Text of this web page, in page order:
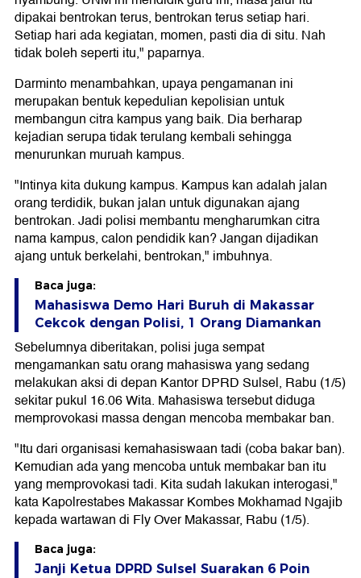
dipakai bentrokan terus, bentrokan terus setiap hari.
Setiap hari ada kegiatan, momen, pasti dia di situ. Nah
tidak boleh seperti itu," paparnya.
Darminto menambahkan, upaya pengamanan ini
merupakan bentuk kepedulian kepolisian untuk
membangun citra kampus yang baik. Dia berharap
kejadian serupa tidak terulang kembali sehingga
menurunkan muruah kampus.
"Intinya kita dukung kampus. Kampus kan adalah jalan
orang terdidik, bukan jalan untuk digunakan ajang
bentrokan. Jadi polisi membantu mengharumkan citra
nama kampus, calon pendidik kan? Jangan dijadikan
ajang untuk berkelahi, bentrokan," imbuhnya.
Baca juga:
Mahasiswa Demo Hari Buruh di Makassar
Cekcok dengan Polisi, 1 Orang Diamankan
Sebelumnya diberitakan, polisi juga sempat
mengamankan satu orang mahasiswa yang sedang
melakukan aksi di depan Kantor DPRD Sulsel, Rabu (1/5)
sekitar pukul 16.06 Wita. Mahasiswa tersebut diduga
memprovokasi massa dengan mencoba membakar ban.
"Itu dari organisasi kemahasiswaan tadi (coba bakar ban).
Kemudian ada yang mencoba untuk membakar ban itu
yang memprovokasi tadi. Kita sudah lakukan interogasi,"
kata Kapolrestabes Makassar Kombes Mokhamad Ngajib
kepada wartawan di Fly Over Makassar, Rabu (1/5).
Baca juga:
Janji Ketua DPRD Sulsel Suarakan 6 Poin